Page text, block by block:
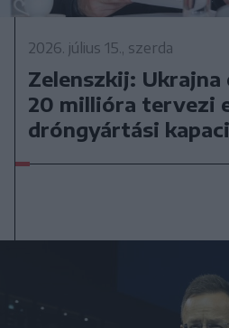
2026. július 15., szerda
Zelenszkij:
20 millióra tervezi
dróngyártási